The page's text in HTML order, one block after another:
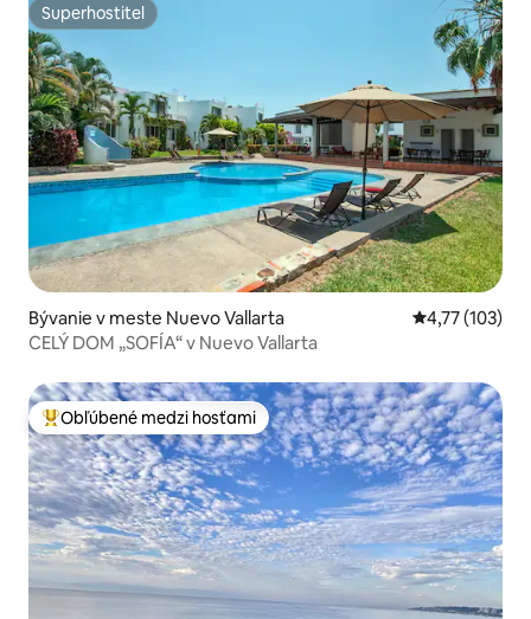
Superhostiteľ
Superhostiteľ
Bývanie v meste Nuevo Vallarta Priemerné
4,77 (103)
CELÝ DOM „SOFÍA“ v Nuevo Vallarta
Najobľúbenejšie medzi hosťami
Obľúbené medzi hosťami